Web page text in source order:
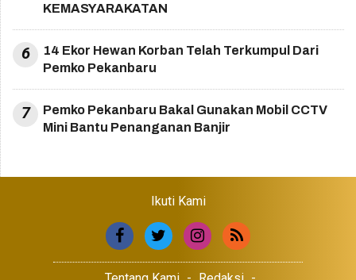
KEMASYARAKATAN
6
14 Ekor Hewan Korban Telah Terkumpul Dari
Pemko Pekanbaru
7
Pemko Pekanbaru Bakal Gunakan Mobil CCTV
Mini Bantu Penanganan Banjir
Ikuti Kami